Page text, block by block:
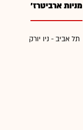
מניות ארביטרז'
תל אביב - ניו יורק